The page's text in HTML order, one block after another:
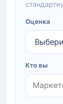
Оценка
Кто вы